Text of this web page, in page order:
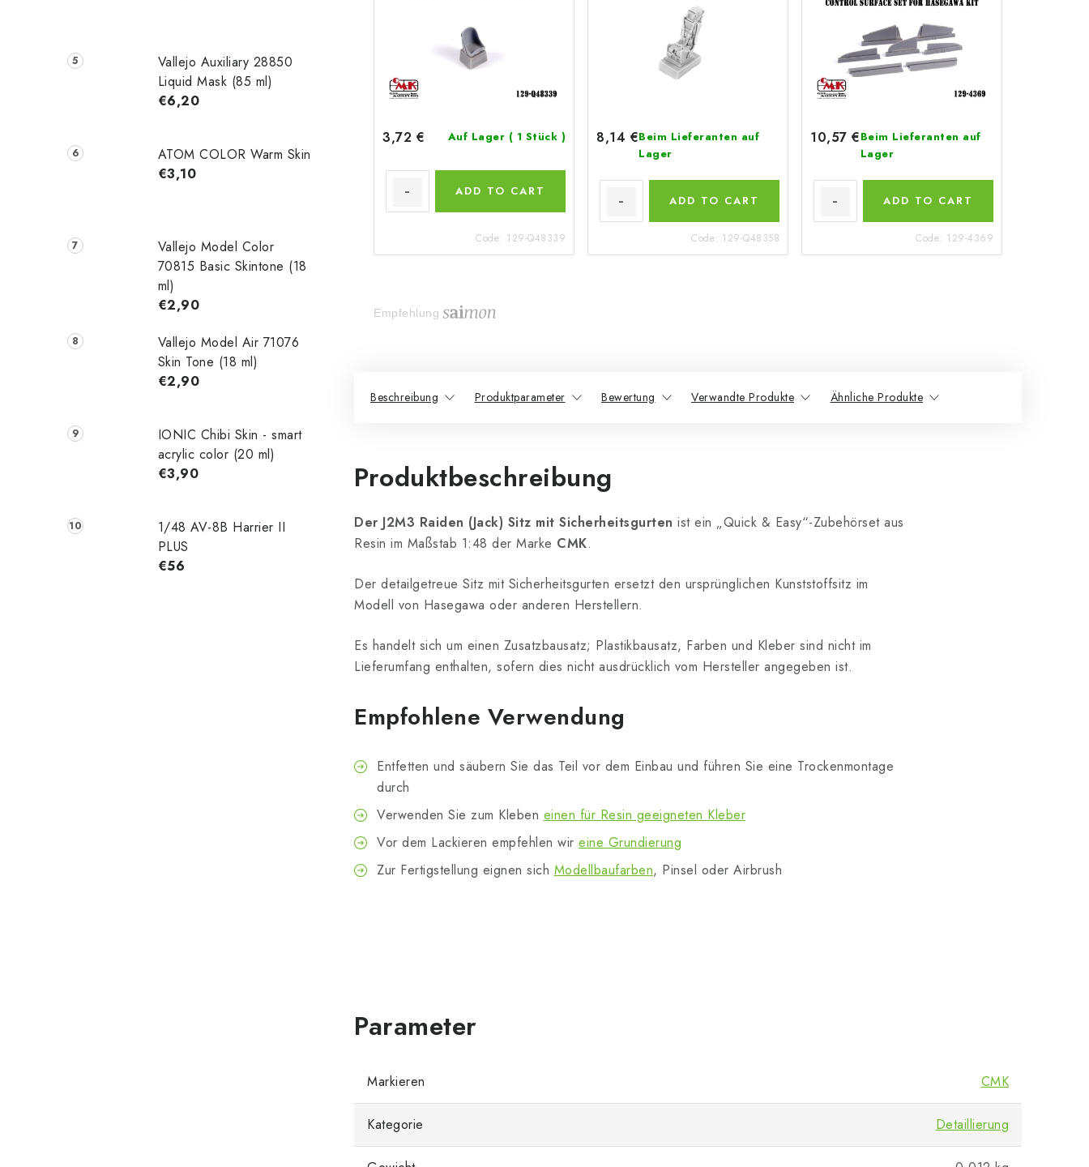
Vallejo Auxiliary 28850
Liquid Mask (85 ml)
€6,20
ATOM COLOR Warm Skin
€3,10
Vallejo Model Color
70815 Basic Skintone (18
ml)
€2,90
Vallejo Model Air 71076
Skin Tone (18 ml)
€2,90
IONIC Chibi Skin - smart
acrylic color (20 ml)
€3,90
1/48 AV-8B Harrier II
PLUS
€56
3,72 € Auf Lager ( 1 Stück )
ADD TO CART
Code: 129-Q48339
8,14 €Beim Lieferanten auf
Lager
ADD TO CART
Code: 129-Q48358
10,57 €Beim Lieferanten auf
Lager
ADD TO CART
Code: 129-4369
Empfehlung
Beschreibung Produktparameter Bewertung Verwandte Produkte Ähnliche Produkte
Produktbeschreibung
Der J2M3 Raiden (Jack) Sitz mit Sicherheitsgurten ist ein „Quick & Easy“-Zubehörset aus
Resin im Maßstab 1:48 der Marke CMK.
Der detailgetreue Sitz mit Sicherheitsgurten ersetzt den ursprünglichen Kunststoffsitz im
Modell von Hasegawa oder anderen Herstellern.
Es handelt sich um einen Zusatzbausatz; Plastikbausatz, Farben und Kleber sind nicht im
Lieferumfang enthalten, sofern dies nicht ausdrücklich vom Hersteller angegeben ist.
Empfohlene Verwendung
Entfetten und säubern Sie das Teil vor dem Einbau und führen Sie eine Trockenmontage
durch
Verwenden Sie zum Kleben einen für Resin geeigneten Kleber
Vor dem Lackieren empfehlen wir eine Grundierung
Zur Fertigstellung eignen sich Modellbaufarben, Pinsel oder Airbrush
Markieren CMK
Kategorie Detaillierung